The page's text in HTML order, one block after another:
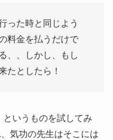
った時と同じよう
料金を払うだけで
、、しかし、もし
たとしたら！
いうものを試してみ
気功の先生はそこには